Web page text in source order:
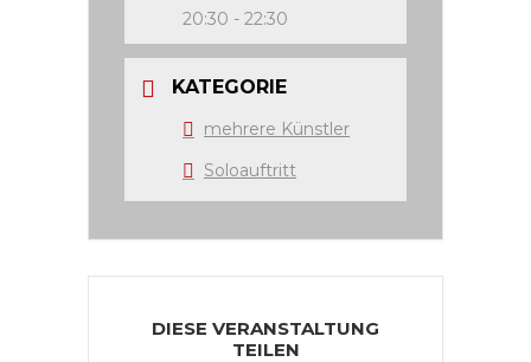
20:30 - 22:30
KATEGORIE
mehrere Künstler
Soloauftritt
DIESE VERANSTALTUNG
TEILEN